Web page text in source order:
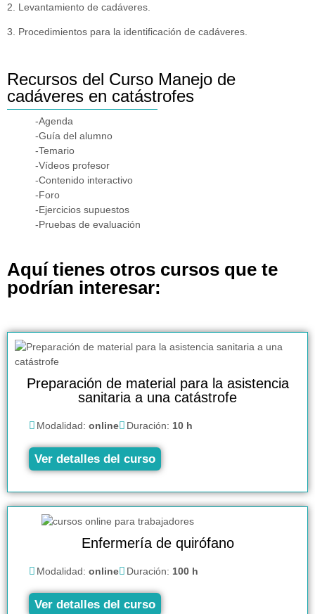
2. Levantamiento de cadáveres.
3. Procedimientos para la identificación de cadáveres.
Recursos del Curso Manejo de
cadáveres en catástrofes
-Agenda
-Guía del alumno
-Temario
-Vídeos profesor
-Contenido interactivo
-Foro
-Ejercicios supuestos
-Pruebas de evaluación
Aquí tienes otros cursos que te
podrían interesar:
Preparación de material para la asistencia
sanitaria a una catástrofe
Modalidad: online Duración: 10 h
Ver detalles del curso
Enfermería de quirófano
Modalidad: online Duración: 100 h
Ver detalles del curso